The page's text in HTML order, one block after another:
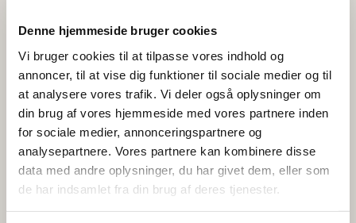
Denne hjemmeside bruger cookies
Vi bruger cookies til at tilpasse vores indhold og
annoncer, til at vise dig funktioner til sociale medier og til
at analysere vores trafik. Vi deler også oplysninger om
din brug af vores hjemmeside med vores partnere inden
for sociale medier, annonceringspartnere og
analysepartnere. Vores partnere kan kombinere disse
data med andre oplysninger, du har givet dem, eller som
de har indsamlet fra din brug af deres tjenester.
Zum Webshop gehen
Zum Webshop gehen